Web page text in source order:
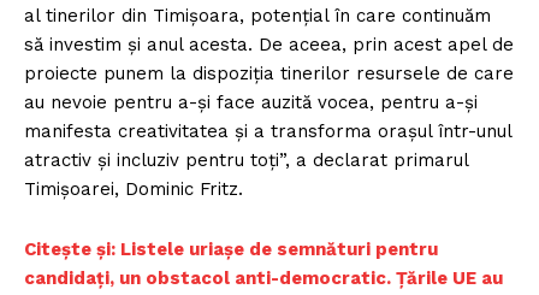
al tinerilor din Timişoara, potenţial în care continuăm
să investim şi anul acesta. De aceea, prin acest apel de
proiecte punem la dispoziţia tinerilor resursele de care
au nevoie pentru a-şi face auzită vocea, pentru a-şi
manifesta creativitatea şi a transforma oraşul într-unul
atractiv şi incluziv pentru toţi”, a declarat primarul
Timișoarei, Dominic Fritz.
Citește și: Listele uriașe de semnături pentru
candidați, un obstacol anti-democratic. Țările UE au